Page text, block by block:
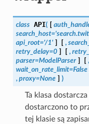
class API( [
api_root='/1' ] [ ,
retry_delay=0 ] [ ,
parser=ModelParser ] [ ,
wait_on_rate_limit=False
, proxy=None ] )
Ta klasa
dostarczono to
tej klasie są